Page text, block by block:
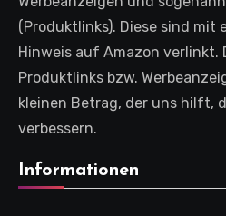
(Produktlinks). Diese sind mit
Hinweis auf Amazon verlinkt.
Produktlinks bzw.
kleinen Betrag, der uns hilft,
verbessern.
Informationen